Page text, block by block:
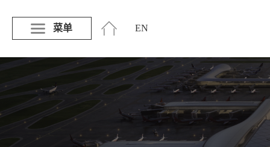
菜单 EN